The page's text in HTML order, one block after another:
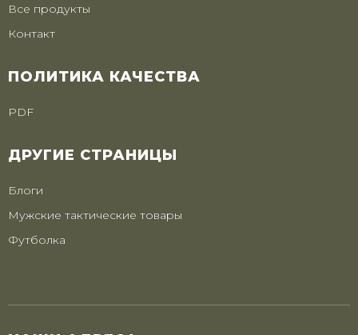
Все продукты
Контакт
ПОЛИТИКА КАЧЕСТВА
PDF
ДРУГИЕ СТРАНИЦЫ
Блоги
Мужские тактические товары
Футболка